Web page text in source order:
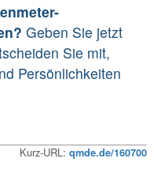
Geben Sie jetzt
Sie mit,
Persönlichkeiten
Kurz-URL: qmde.de/160700